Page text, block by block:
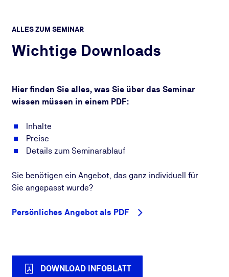
ALLES ZUM SEMINAR
Wichtige Downloads
Hier finden Sie alles, was Sie über das Seminar
wissen müssen in einem PDF:
Inhalte
Preise
Details zum Seminarablauf
Sie benötigen ein Angebot, das ganz individuell für
Sie angepasst wurde?
Persönliches Angebot als PDF
DOWNLOAD INFOBLATT